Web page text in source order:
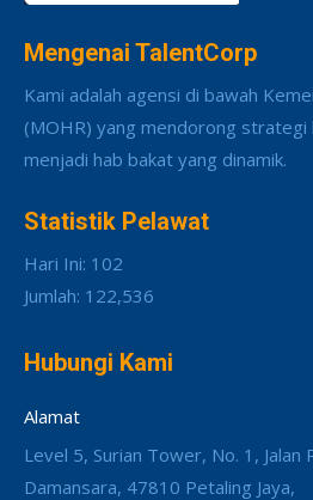
Mengenai TalentCorp
Kami adalah agensi di bawah
(MOHR) yang mendorong strategi
menjadi hab bakat yang dinamik.
Statistik Pelawat
Hari Ini: 102
Jumlah: 122,536
Hubungi Kami
Alamat
Level 5, Surian Tower, No. 1, Jalan
Damansara, 47810 Petaling Jaya,